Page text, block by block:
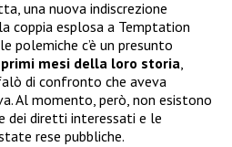
una nuova indiscrezione
coppia esplosa a Temptation
polemiche c’è un presunto
mesi della loro storia,
di confronto che aveva
Al momento, però, non esistono
dei diretti interessati e le
rese pubbliche.